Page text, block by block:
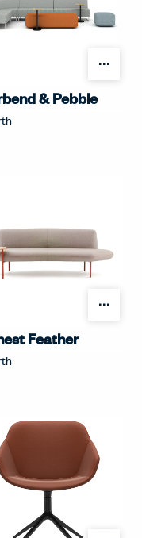
& Pebble
Feather